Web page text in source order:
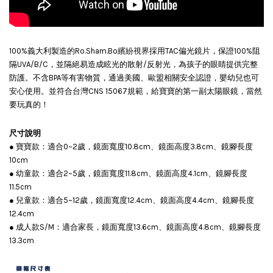
NT$ 290
NT$ 335
加入購物車
100%義大利製造的Ro.Sham.Bo繽紛視界採用TAC偏光鏡片，保證100%阻
隔UVA/B/C，並隔絕易造成眩光的散射/反射光，為孩子的眼睛提供完整
防護。不含BPA等有害物質，通過美國、歐盟相關安全認證，嬰幼兒也可
安心使用。並符合台灣CNS 15067規範，給寶寶的第一副太陽眼鏡，當然
要玩真的！
尺寸說明
● 寶寶款：適合0~2歲，鏡面寬度10.8cm、鏡面高度3.8cm、鏡腳長度
10cm
● 幼童款：適合2~5歲，鏡面寬度11.8cm、鏡面高度4.1cm、鏡腳長度
11.5cm
● 兒童款：適合5~12歲，鏡面寬度12.4cm、鏡面高度4.4cm、鏡腳長度
12.4cm
● 成人款S/M：適合家長，鏡面寬度13.6cm、鏡面高度4.8cm、鏡腳長度
13.3cm